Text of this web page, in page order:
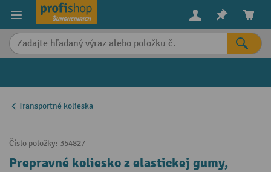
content
Transportné kolieska
Číslo položky: 354827
Prepravné koliesko z elastickej gumy,